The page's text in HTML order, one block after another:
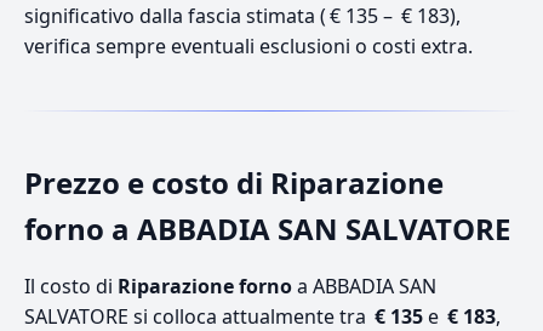
significativo dalla fascia stimata ( € 135 – € 183),
verifica sempre eventuali esclusioni o costi extra.
Prezzo e costo di Riparazione
forno a ABBADIA SAN SALVATORE
Il costo di Riparazione fornoa ABBADIA SAN
SALVATORE si colloca attualmente tra € 135e € 183,